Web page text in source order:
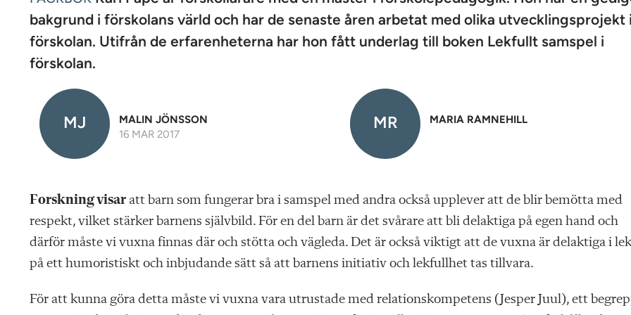
bakgrund i förskolans värld och har de senaste åren arbetat med olika utvecklingsprojekt i
förskolan. Utifrån de erfarenheterna har hon fått underlag till boken Lekfullt samspel i
förskolan.
MJ
MALIN JÖNSSON
16 MAR 2017
MR MARIA RAMNEHILL
Forskning visar att barn som fungerar bra i samspel med andra också upplever att de blir bemötta med
respekt, vilket stärker barnens självbild. För en del barn är det svårare att bli delaktiga på egen hand och
därför måste vi vuxna finnas där och stötta och vägleda. Det är också viktigt att de vuxna är delaktiga i
på ett humoristiskt och inbjudande sätt så att barnens initiativ och lekfullhet tas tillvara.
För att kunna göra detta måste vi vuxna vara utrustade med relationskompetens (Jesper Juul), ett